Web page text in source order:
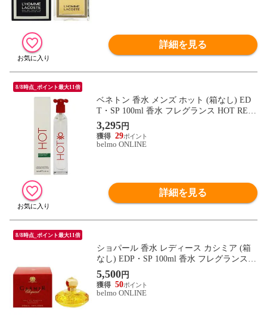
詳細を見る
8/8時点_ポイント最大11倍
ベネトン 香水 メンズ ホット (箱なし) ED
T・SP 100ml 香水 フレグランス HOT REL
AXING BENETTON 新品 未使用
3,295円
29
belmo ONLINE
詳細を見る
8/8時点_ポイント最大11倍
ショパール 香水 レディース カシミア (箱
なし) EDP・SP 100ml 香水 フレグランス C
ASMIR CHOPARD 新品 未使用
5,500円
50
belmo ONLINE